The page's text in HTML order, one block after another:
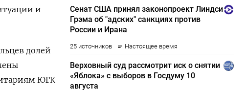
и
долей
ЮГК